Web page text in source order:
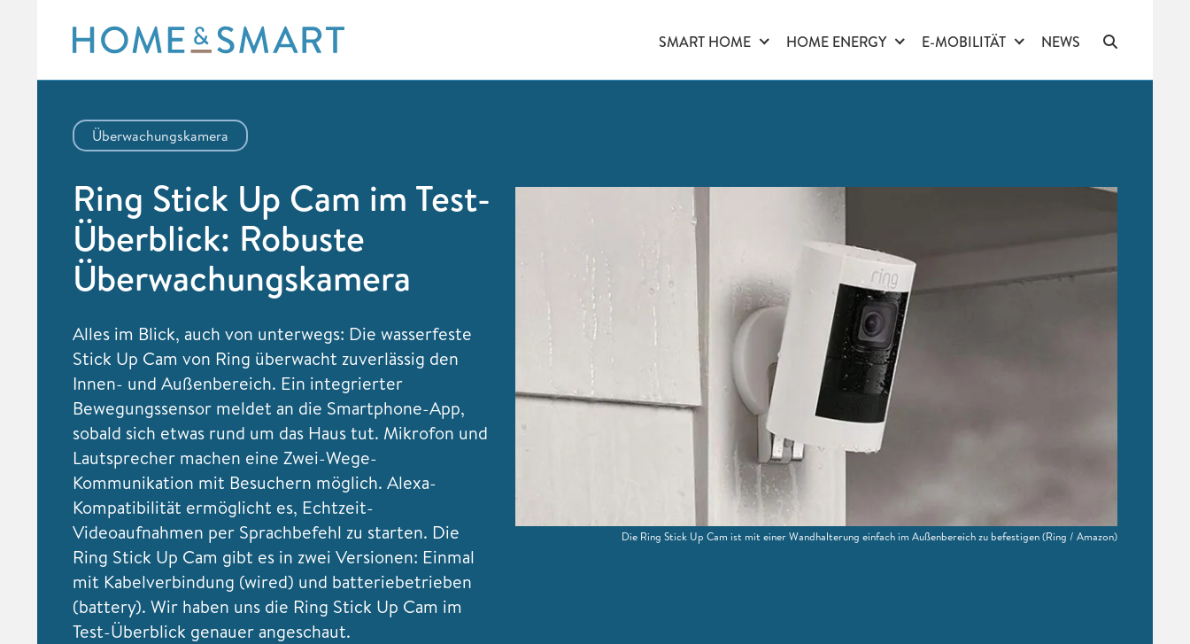
content
SMART HOME HOME ENERGY E-MOBILITÄT NEWS
Überwachungskamera
Ring Stick Up Cam im Test-
Überblick: Robuste
Überwachungskamera
Alles im Blick, auch von unterwegs: Die wasserfeste
Stick Up Cam von Ring überwacht zuverlässig den
Innen- und Außenbereich. Ein integrierter
Bewegungssensor meldet an die Smartphone-App,
sobald sich etwas rund um das Haus tut. Mikrofon und
Lautsprecher machen eine Zwei-Wege-
Kommunikation mit Besuchern möglich. Alexa-
Kompatibilität ermöglicht es, Echtzeit-
Videoaufnahmen per Sprachbefehl zu starten. Die
Ring Stick Up Cam gibt es in zwei Versionen: Einmal
mit Kabelverbindung (wired) und batteriebetrieben
(battery). Wir haben uns die Ring Stick Up Cam im
Test-Überblick genauer angeschaut.
Die Ring Stick Up Cam ist mit einer Wandhalterung einfach im Außenbereich zu befestigen(Ring / Amazon)